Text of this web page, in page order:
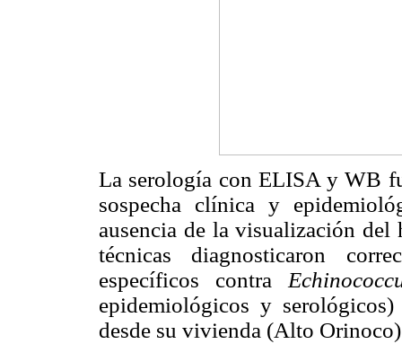
La serología con ELISA y WB
sospecha clínica y
ausencia de la visualización del
técnicas diagnosticaron
específicos contra
epidemiológicos y
desde su vivienda (Alto